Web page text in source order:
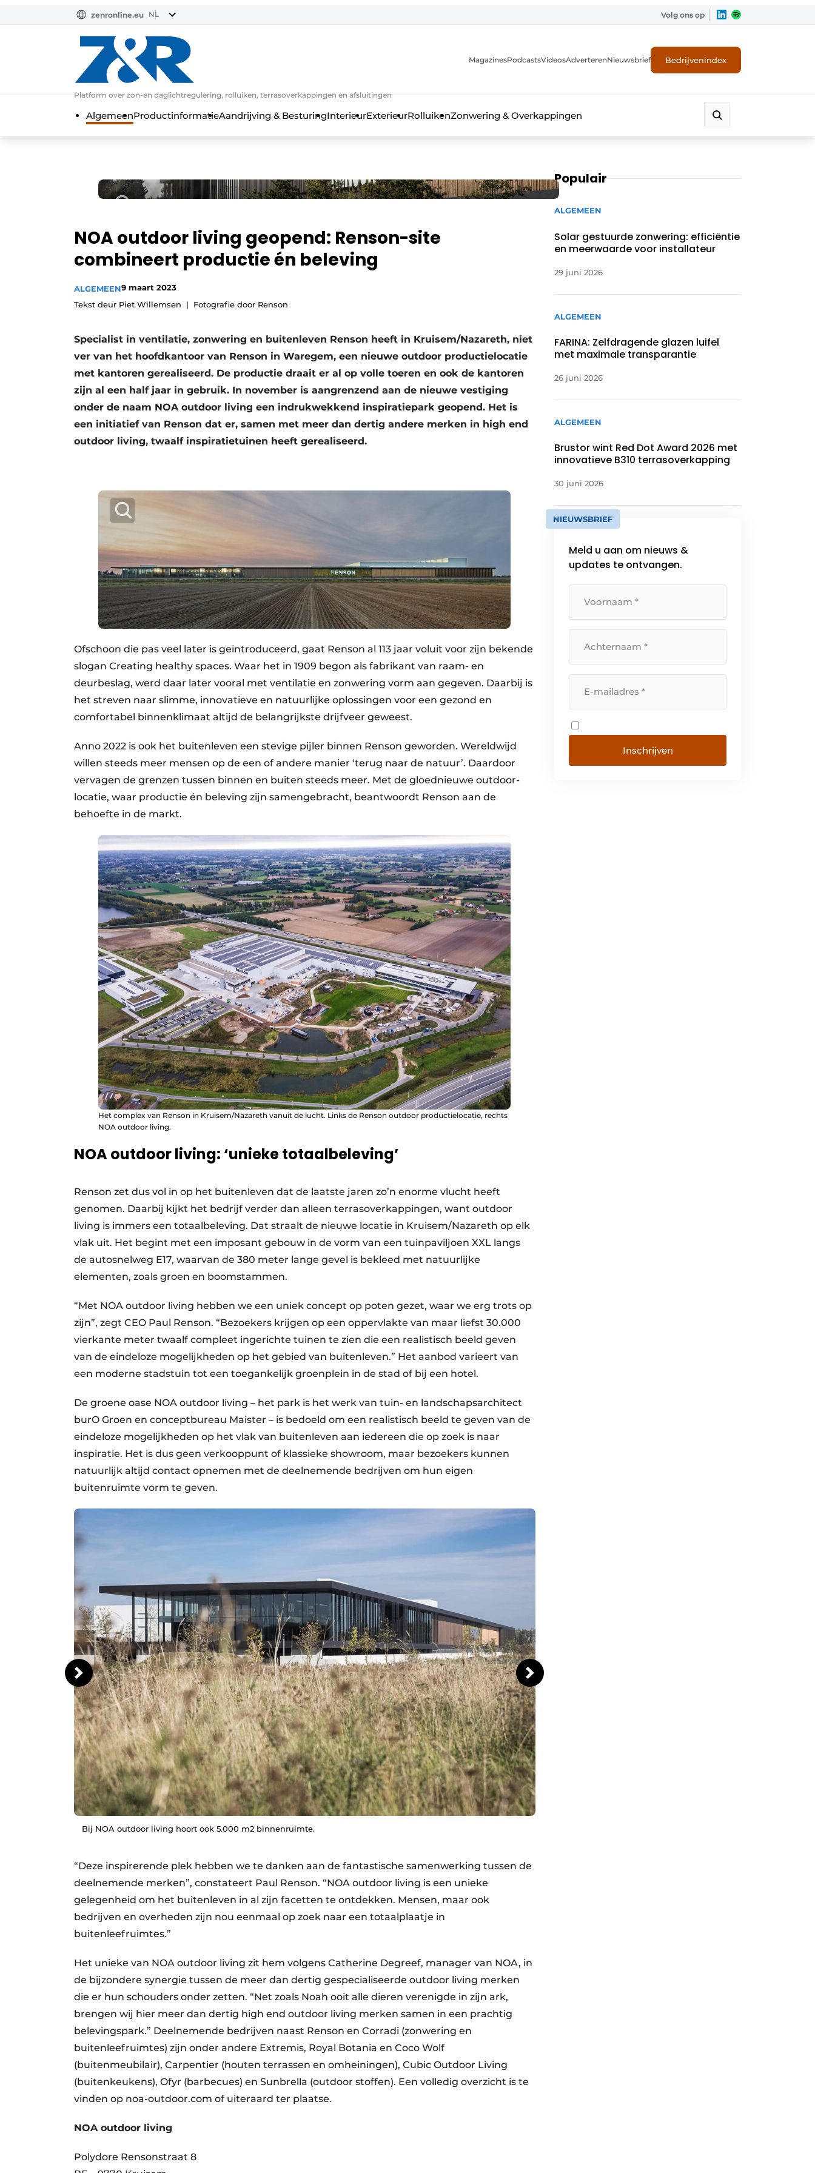
zenronline.eu NL Volg ons op
Platform over zon-en daglichtregulering, rolluiken, terrasoverkappingen en afsluitingen
MagazinesPodcastsVideosAdverterenNieuwsbrief Bedrijvenindex
AlgemeenProductinformatieAandrijving & BesturingInterieurExterieurRolluikenZonwering & Overkappingen
NOA outdoor living geopend: Renson-site
combineert productie én beleving
ALGEMEEN9 maart 2023
Tekst deur Piet Willemsen
Fotografie door Renson
Specialist in ventilatie, zonwering en buitenleven Renson heeft in Kruisem/Nazareth, niet
ver van het hoofdkantoor van Renson in Waregem, een nieuwe outdoor productielocatie
met kantoren gerealiseerd. De productie draait er al op volle toeren en ook de kantoren
zijn al een half jaar in gebruik. In november is aangrenzend aan de nieuwe vestiging
onder de naam NOA outdoor living een indrukwekkend inspiratiepark geopend. Het is
een initiatief van Renson dat er, samen met meer dan dertig andere merken in high end
outdoor living, twaalf inspiratietuinen heeft gerealiseerd.
Ofschoon die pas veel later is geïntroduceerd, gaat Renson al 113 jaar voluit voor zijn bekende
slogan Creating healthy spaces. Waar het in 1909 begon als fabrikant van raam- en
deurbeslag, werd daar later vooral met ventilatie en zonwering vorm aan gegeven. Daarbij is
het streven naar slimme, innovatieve en natuurlijke oplossingen voor een gezond en
comfortabel binnenklimaat altijd de belangrijkste drijfveer geweest.
Anno 2022 is ook het buitenleven een stevige pijler binnen Renson geworden. Wereldwijd
willen steeds meer mensen op de een of andere manier ‘terug naar de natuur’. Daardoor
vervagen de grenzen tussen binnen en buiten steeds meer. Met de gloednieuwe outdoor-
locatie, waar productie én beleving zijn samengebracht, beantwoordt Renson aan de
behoefte in de markt.
Het complex van Renson in Kruisem/Nazareth vanuit de lucht. Links de Renson outdoor productielocatie, rechts
NOA outdoor living.
NOA outdoor living: ‘unieke totaalbeleving’
Renson zet dus vol in op het buitenleven dat de laatste jaren zo’n enorme vlucht heeft
genomen. Daarbij kijkt het bedrijf verder dan alleen terrasoverkappingen, want outdoor
living is immers een totaalbeleving. Dat straalt de nieuwe locatie in Kruisem/Nazareth op elk
vlak uit. Het begint met een imposant gebouw in de vorm van een tuinpaviljoen XXL langs
de autosnelweg E17, waarvan de 380 meter lange gevel is bekleed met natuurlijke
elementen, zoals groen en boomstammen.
“Met NOA outdoor living hebben we een uniek concept op poten gezet, waar we erg trots op
zijn”, zegt CEO Paul Renson. “Bezoekers krijgen op een oppervlakte van maar liefst 30.000
vierkante meter twaalf compleet ingerichte tuinen te zien die een realistisch beeld geven
van de eindeloze mogelijkheden op het gebied van buitenleven.” Het aanbod varieert van
een moderne stadstuin tot een toegankelijk groenplein in de stad of bij een hotel.
De groene oase NOA outdoor living – het park is het werk van tuin- en landschapsarchitect
burO Groen en conceptbureau Maister – is bedoeld om een realistisch beeld te geven van de
eindeloze mogelijkheden op het vlak van buitenleven aan iedereen die op zoek is naar
inspiratie. Het is dus geen verkooppunt of klassieke showroom, maar bezoekers kunnen
natuurlijk altijd contact opnemen met de deelnemende bedrijven om hun eigen
buitenruimte vorm te geven.
Bij NOA outdoor living hoort ook 5.000 m2 binnenruimte.
“Deze inspirerende plek hebben we te danken aan de fantastische samenwerking tussen de
deelnemende merken”, constateert Paul Renson. “NOA outdoor living is een unieke
gelegenheid om het buitenleven in al zijn facetten te ontdekken. Mensen, maar ook
bedrijven en overheden zijn nou eenmaal op zoek naar een totaalplaatje in
buitenleefruimtes.”
Het unieke van NOA outdoor living zit hem volgens Catherine Degreef, manager van NOA, in
de bijzondere synergie tussen de meer dan dertig gespecialiseerde outdoor living merken
die er hun schouders onder zetten. “Net zoals Noah ooit alle dieren verenigde in zijn ark,
brengen wij hier meer dan dertig high end outdoor living merken samen in een prachtig
belevingspark.” Deelnemende bedrijven naast Renson en Corradi (zonwering en
buitenleefruimtes) zijn onder andere Extremis, Royal Botania en Coco Wolf
(buitenmeubilair), Carpentier (houten terrassen en omheiningen), Cubic Outdoor Living
(buitenkeukens), Ofyr (bar­becues) en Sunbrella (outdoor stoffen). Een volledig overzicht is te
vinden op noa-outdoor.com of uiteraard ter plaatse.
NOA outdoor living
Polydore Rensonstraat 8
Populair
ALGEMEEN
Solar gestuurde zonwering: efficiëntie
en meerwaarde voor installateur
29 juni 2026
ALGEMEEN
FARINA: Zelfdragende glazen luifel
met maximale transparantie
26 juni 2026
ALGEMEEN
Brustor wint Red Dot Award 2026 met
innovatieve B310 terrasoverkapping
30 juni 2026
NIEUWSBRIEF
Meld u aan om nieuws &
updates te ontvangen.
Inschrijven